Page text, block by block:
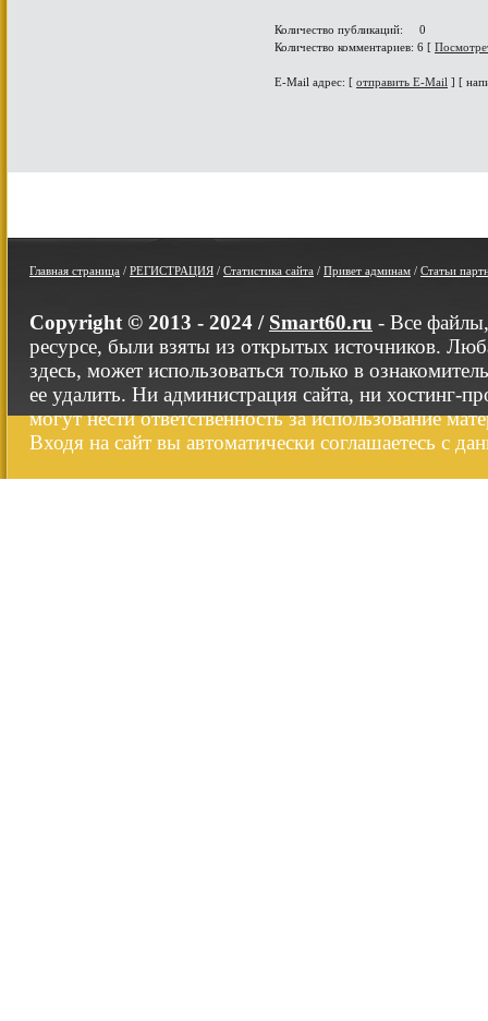
Количество публикаций: 0
Количество комментариев: 6 [
E-Mail адрес: [ отправить E-Mail ] [
Главная страница / РЕГИСТРАЦИЯ / Статистика сайта / Привет админам / Статьи
Copyright © 2013 - 2024 / Smart60.ru - Все
ресурсе, были взяты из открытых источников.
здесь, может использоваться только в
ее удалить. Ни администрация сайта, ни хостинг-
могут нести ответственность за использование
Входя на сайт вы автоматически соглашаетесь с